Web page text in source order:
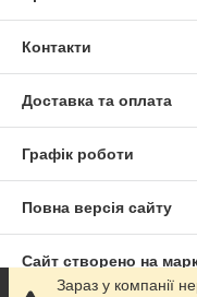
Контакти
Доставка та оплата
Графік роботи
Повна версія сайту
Сайт створено на
Зараз у компанії